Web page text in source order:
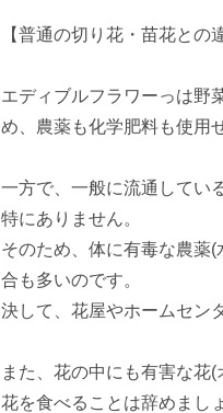
【普通の切り花・苗花との
エディブルフラワーっは野
め、農薬も化学肥料も使用
一方で、一般に流通してい
特にありません。
そのため、体に有毒な農薬
合も多いのです。
決して、花屋やホームセン
また、花の中にも有害な花
花を食べることは辞めまし